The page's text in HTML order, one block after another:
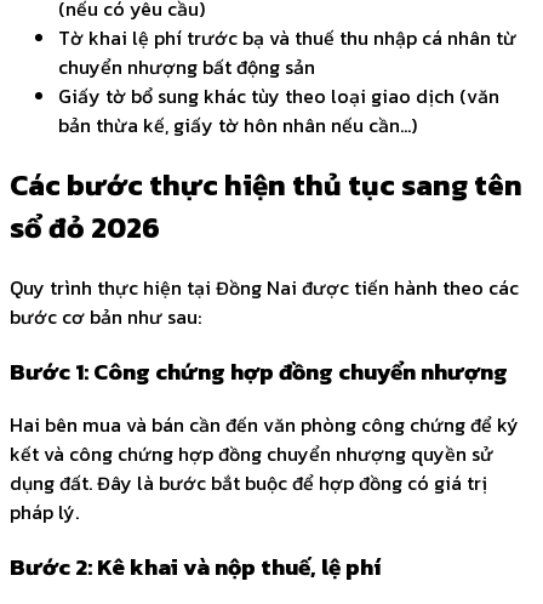
(nếu có yêu cầu)
Tờ khai lệ phí trước bạ và thuế thu nhập cá nhân từ
chuyển nhượng bất động sản
Giấy tờ bổ sung khác tùy theo loại giao dịch (văn
bản thừa kế, giấy tờ hôn nhân nếu cần...)
Các bước thực hiện thủ tục sang tên
sổ đỏ 2026
Quy trình thực hiện tại Đồng Nai được tiến hành theo các
bước cơ bản như sau:
Bước 1: Công chứng hợp đồng chuyển nhượng
Hai bên mua và bán cần đến văn phòng công chứng để ký
kết và công chứng hợp đồng chuyển nhượng quyền sử
dụng đất. Đây là bước bắt buộc để hợp đồng có giá trị
pháp lý.
Bước 2: Kê khai và nộp thuế, lệ phí